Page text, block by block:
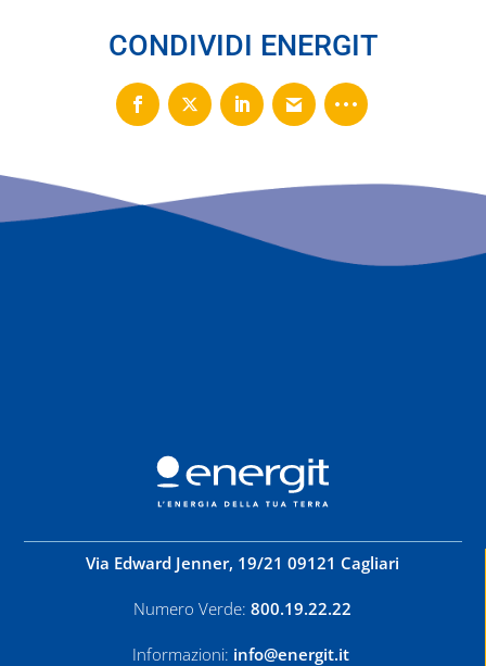
CONDIVIDI ENERGIT
Via Edward Jenner, 19/21 09121 Cagliari
Numero Verde: 800.19.22.22
Informazioni: info@energit.it